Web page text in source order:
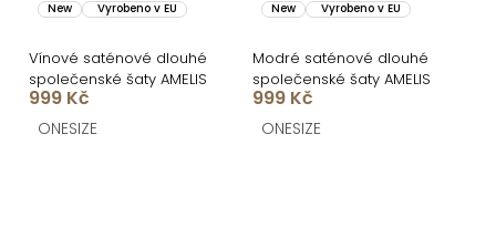
New Vyrobeno v EU
Vínové saténové dlouhé
společenské šaty AMELIS
999 Kč
ONESIZE
New Vyrobeno v EU
Modré saténové dlouhé
společenské šaty AMELIS
999 Kč
ONESIZE